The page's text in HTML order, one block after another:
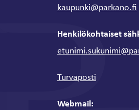
kaupunki@parkano.fi
Henkilökohtaiset
Turvaposti
Webmail: